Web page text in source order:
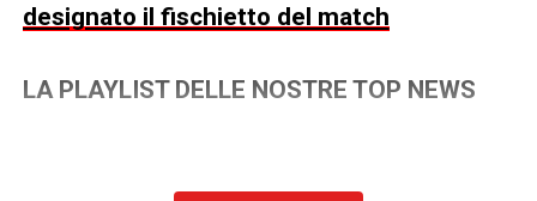
designato il fischietto del match
LA PLAYLIST DELLE NOSTRE TOP NEWS